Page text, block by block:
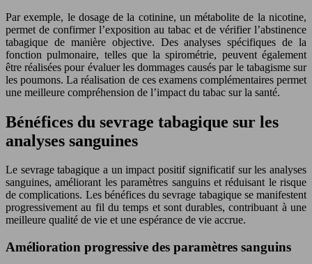
Par exemple, le dosage de la cotinine, un métabolite de la nicotine,
permet de confirmer l’exposition au tabac et de vérifier l’abstinence
tabagique de manière objective. Des analyses spécifiques de la
fonction pulmonaire, telles que la spirométrie, peuvent également
être réalisées pour évaluer les dommages causés par le tabagisme sur
les poumons. La réalisation de ces examens complémentaires permet
une meilleure compréhension de l’impact du tabac sur la santé.
Bénéfices du sevrage tabagique sur les
analyses sanguines
Le sevrage tabagique a un impact positif significatif sur les analyses
sanguines, améliorant les paramètres sanguins et réduisant le risque
de complications. Les bénéfices du sevrage tabagique se manifestent
progressivement au fil du temps et sont durables, contribuant à une
meilleure qualité de vie et une espérance de vie accrue.
Amélioration progressive des paramètres sanguins